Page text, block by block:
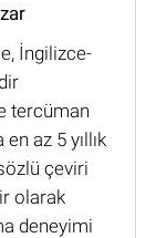
İngilizce-
tercüman
az 5 yıllık
çeviri
olarak
deneyimi